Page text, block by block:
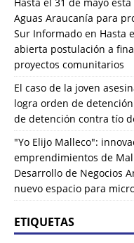
Aguas Araucanía para
Sur Informado en Hasta
abierta postulación a
proyectos comunitarios
El caso de la joven
logra orden de
de detención contra tío
"Yo Elijo Malleco":
emprendimientos de
Desarrollo de Negocios
nuevo espacio para
ETIQUETAS